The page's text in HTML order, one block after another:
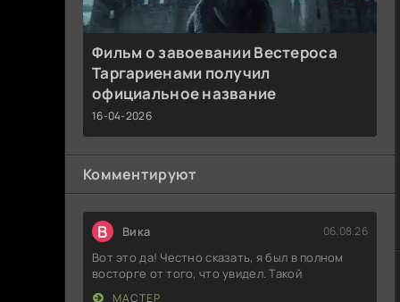
Фильм о завоевании Вестероса
Таргариенами получил
официальное название
16-04-2026
Комментируют
В Вика 06.08.26
Вот это да! Честно сказать, я был в полном
восторге от того, что увидел. Такой
МАСТЕР